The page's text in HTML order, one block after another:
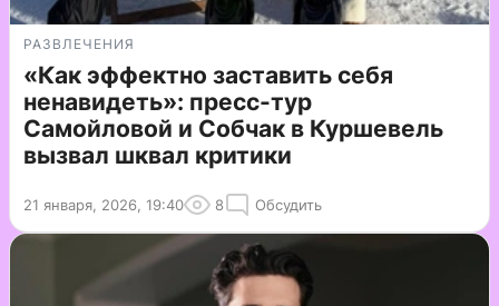
РАЗВЛЕЧЕНИЯ
«Как эффектно заставить себя
ненавидеть»: пресс-тур
Самойловой и Собчак в Куршевель
вызвал шквал критики
21 января, 2026, 19:40 8 Обсудить